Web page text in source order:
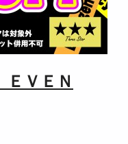
ＶＥＮ